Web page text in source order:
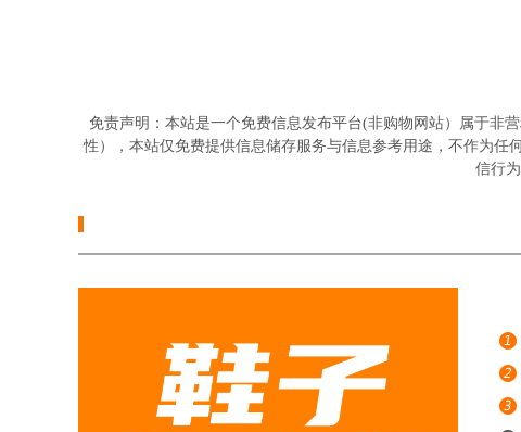
免责声明：本站是一个免费信息发布平台(非购物网站）属于非
性），本站仅免费提供信息储存服务与信息参考用途，不作为
信行